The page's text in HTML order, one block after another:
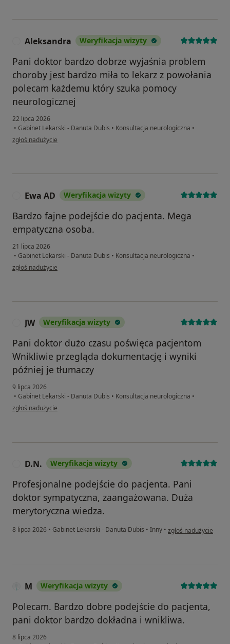
Aleksandra Weryfikacja wizyty
Pani doktor bardzo dobrze wyjaśnia problem
choroby jest bardzo miła to lekarz z powołania
polecam każdemu który szuka pomocy
neurologicznej
22 lipca 2026
• Gabinet Lekarski - Danuta Dubis • Konsultacja neurologiczna •
w opinii użytkownika Aleksandra
zgłoś nadużycie
Ewa AD Weryfikacja wizyty
Bardzo fajne podejście do pacjenta. Mega
empatyczna osoba.
21 lipca 2026
• Gabinet Lekarski - Danuta Dubis • Konsultacja neurologiczna •
w opinii użytkownika Ewa AD
zgłoś nadużycie
JW Weryfikacja wizyty
Pani doktor dużo czasu poświęca pacjentom
Wnikliwie przegląda dokumentację i wyniki
później je tłumaczy
9 lipca 2026
• Gabinet Lekarski - Danuta Dubis • Konsultacja neurologiczna •
w opinii użytkownika JW
zgłoś nadużycie
D.N. Weryfikacja wizyty
Profesjonalne podejście do pacjenta. Pani
doktor sympatyczna, zaangażowana. Duża
merytoryczna wiedza.
8 lipca 2026 • Gabinet Lekarski - Danuta Dubis • Inny • w opinii użytkownika
zgłoś nadużycie
M Weryfikacja wizyty
Polecam. Bardzo dobre podejście do pacjenta,
pani doktor bardzo dokładna i wnikliwa.
8 lipca 2026